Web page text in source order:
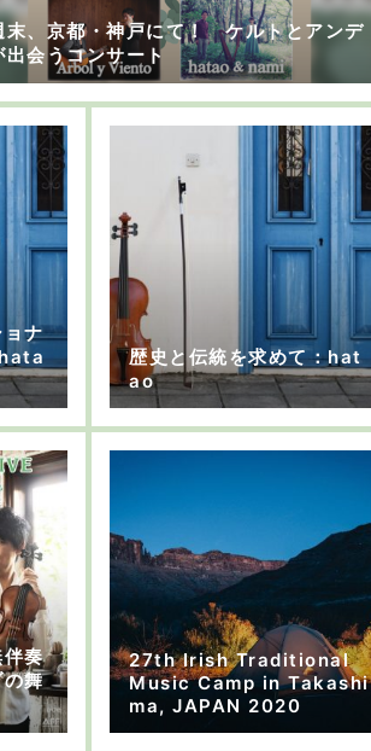
末、京都・神戸にて！ ケルトとアンデ
出会うコンサート
ョナ
歴史と伝統を求めて：hat
ao
伴奏
の舞
27th Irish Traditional
Music Camp in Takashi
ma, JAPAN 2020